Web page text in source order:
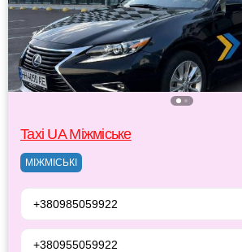
Taxi UA Міжміське
МІЖМІСЬКІ
+380985059922
+380955059922